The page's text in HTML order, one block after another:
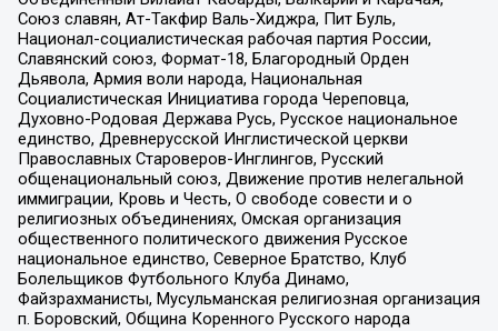
Союз славян, Ат-Такфир Валь-Хиджра, Пит Буль,
Национал-социалистическая рабочая партия России,
Славянский союз, Формат-18, Благородный Орден
Дьявола, Армия воли народа, Национальная
Социалистическая Инициатива города Череповца,
Духовно-Родовая Держава Русь, Русское национальное
единство, Древнерусской Инглистической церкви
Православных Староверов-Инглингов, Русский
общенациональный союз, Движение против нелегальной
иммиграции, Кровь и Честь, О свободе совести и о
религиозных объединениях, Омская организация
общественного политического движения Русское
национальное единство, Северное Братство, Клуб
Болельщиков Футбольного Клуба Динамо,
Файзрахманисты, Мусульманская религиозная организация
п. Боровский, Община Коренного Русского народа